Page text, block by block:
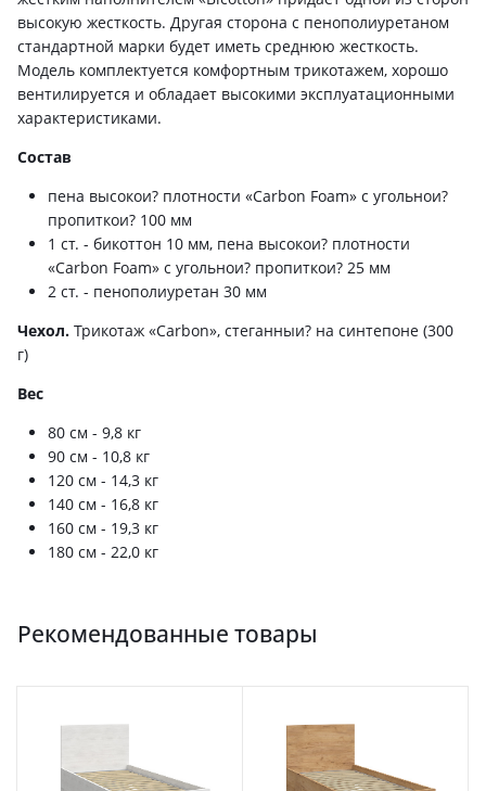
высокую жесткость. Другая сторона с пенополиуретаном
стандартной марки будет иметь среднюю жесткость.
Модель комплектуется комфортным трикотажем, хорошо
вентилируется и обладает высокими эксплуатационными
характеристиками.
Состав
пена высокои? плотности «Carbon Foam» c угольнои?
пропиткои? 100 мм
1 ст. - бикоттон 10 мм, пена высокои? плотности
«Carbon Foam» c угольнои? пропиткои? 25 мм
2 ст. - пенополиуретан 30 мм
Чехол. Трикотаж «Carbon», стеганныи? на синтепоне (300
г)
Вес
80 см - 9,8 кг
90 см - 10,8 кг
120 см - 14,3 кг
140 см - 16,8 кг
160 см - 19,3 кг
180 см - 22,0 кг
Рекомендованные товары